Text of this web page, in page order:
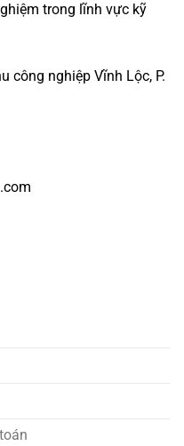
trong lĩnh vực kỹ
công nghiệp Vĩnh Lộc, P.